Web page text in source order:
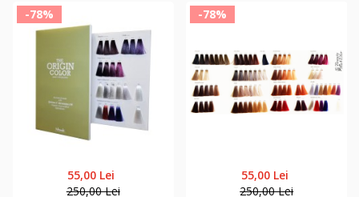
-78%
55,00 Lei
250,00 Lei
-78%
55,00 Lei
250,00 Lei